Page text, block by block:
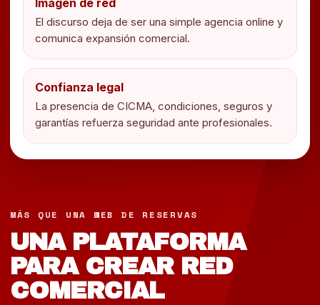
Imagen de red
El discurso deja de ser una simple agencia online y
comunica expansión comercial.
Confianza legal
La presencia de CICMA, condiciones, seguros y
garantías refuerza seguridad ante profesionales.
MÁS QUE UNA WEB DE RESERVAS
UNA PLATAFORMA
PARA CREAR RED
COMERCIAL